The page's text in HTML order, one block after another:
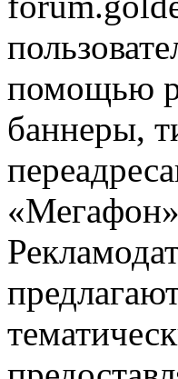
помощью
баннеры,